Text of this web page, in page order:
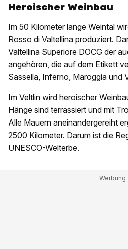
Heroischer Weinbau
Im 50 Kilometer lange Weintal
Rosso di Valtellina produziert.
Valtellina Superiore DOCG der
angehören, die auf dem Etikett
Sassella, Inferno, Maroggia und
Im Veltlin wird heroischer
Hänge sind terrassiert und mit
Alle Mauern aneinandergereiht
2500 Kilometer. Darum ist die
UNESCO-Welterbe.